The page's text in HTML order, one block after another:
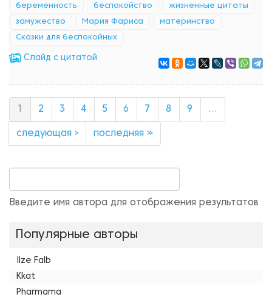
беременность беспокойство жизненные цитаты
замужество Мария Фариса материнство
Сказки для беспокойных
Cлайд с цитатой
2 3 4 5 6 7 8 9 …
следующая › последняя »
Введите имя автора для отображения результатов
Популярные авторы
Ilze Falb
Kkat
Pharmama